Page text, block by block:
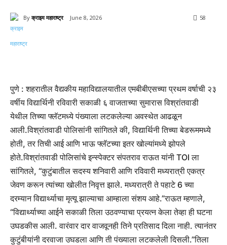
By क्राइम महाराष्ट्र June 8, 2026 58
पुणे : शहरातील वैद्यकीय महाविद्यालयातील एमबीबीएसच्या प्रथम वर्षाची २३
वर्षीय विद्यार्थिनी रविवारी सकाळी ६ वाजताच्या सुमारास विश्रांतवाडी
येथील तिच्या फ्लॅटमध्ये पंख्याला लटकलेल्या अवस्थेत आढळून
आली.विश्रांतवाडी पोलिसांनी सांगितले की, विद्यार्थिनी तिच्या बेडरूममध्ये
होती, तर तिची आई आणि भाऊ फ्लॅटच्या इतर खोल्यांमध्ये झोपले
होते.विश्रांतवाडी पोलिसांचे इन्स्पेक्टर संपतराव राऊत यांनी TOI ला
सांगितले, “कुटुंबातील सदस्य शनिवारी आणि रविवारी मध्यरात्री एकत्र
जेवण करून त्यांच्या खोलीत निवृत्त झाले. मध्यरात्री ते पहाटे 6 च्या
दरम्यान विद्यार्थ्याचा मृत्यू झाल्याचा आम्हाला संशय आहे.”राऊत म्हणाले,
“विद्यार्थ्याच्या आईने सकाळी तिला उठवण्याचा प्रयत्न केला तेव्हा ही घटना
उघडकीस आली. वारंवार दार वाजवूनही तिने प्रतिसाद दिला नाही. त्यानंतर
कुटुंबीयांनी दरवाजा उघडला आणि ती पंख्याला लटकलेली दिसली.”तिला